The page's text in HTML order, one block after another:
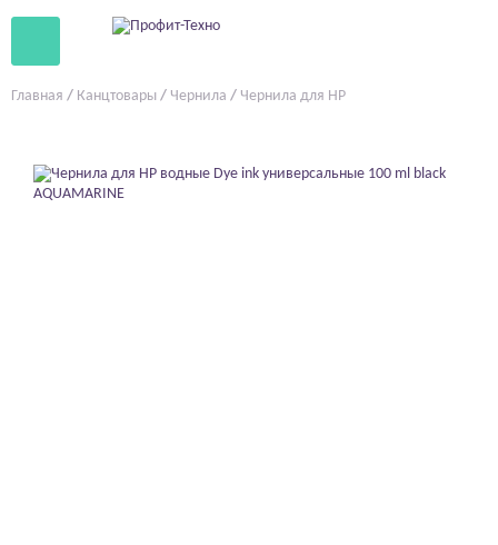
Главная / Канцтовары / Чернила / Чернила для HP